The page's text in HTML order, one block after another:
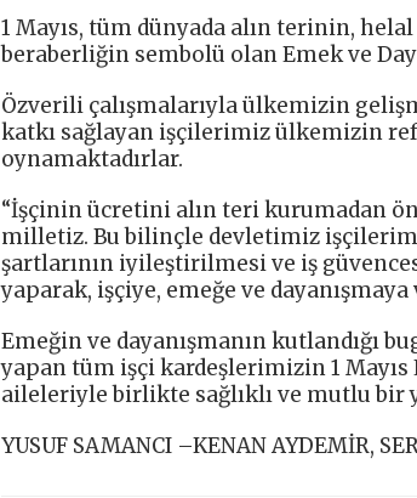
1 Mayıs, tüm dünyada alın terinin,
beraberliğin sembolü olan Emek ve
Özverili çalışmalarıyla ülkemizin
katkı sağlayan işçilerimiz ülkemizin
oynamaktadırlar.
“İşçinin ücretini alın teri kurumadan
milletiz. Bu bilinçle devletimiz
şartlarının iyileştirilmesi ve iş
yaparak, işçiye, emeğe ve
Emeğin ve dayanışmanın kutlandığı
yapan tüm işçi kardeşlerimizin 1 Mayıs
aileleriyle birlikte sağlıklı ve mutlu bir
YUSUF SAMANCI –KENAN AYDEMİR,